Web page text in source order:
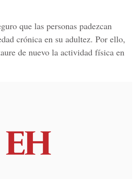
que las personas padezcan
crónica en su adultez. Por ello,
de nuevo la actividad física en